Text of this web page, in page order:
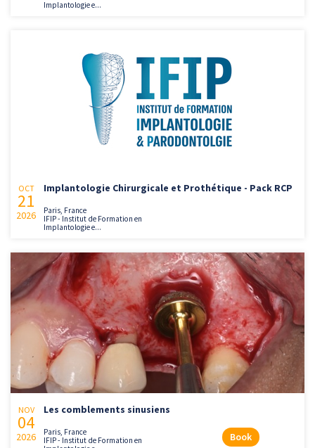
Implantologie e...
OCT
21
2026
Implantologie Chirurgicale et Prothétique - Pack RCP
Paris, France
IFIP - Institut de Formation en
Implantologie e...
NOV
04
2026
Les comblements sinusiens
Paris, France
IFIP - Institut de Formation en
Book